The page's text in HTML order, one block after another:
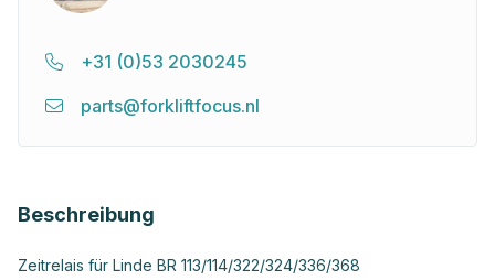
+31 (0)53 2030245
parts@forkliftfocus.nl
Beschreibung
Zeitrelais für Linde BR 113/114/322/324/336/368